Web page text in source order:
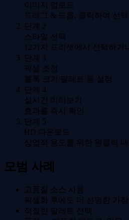
이미지 업로드
드래그 & 드롭, 클릭하여 선택
단계
2
스타일 선택
12가지 프리셋에서 선택하거
단계
3
픽셀 조정
블록 크기/팔레트 등 설정
단계
4
실시간 미리보기
효과를 즉시 확인
단계
5
HD 다운로드
상업적 용도를 위한 원클릭 내
모범 사례
고품질 소스 사용
픽셀화 후에도 더 선명한 가
적절한 팔레트 선택